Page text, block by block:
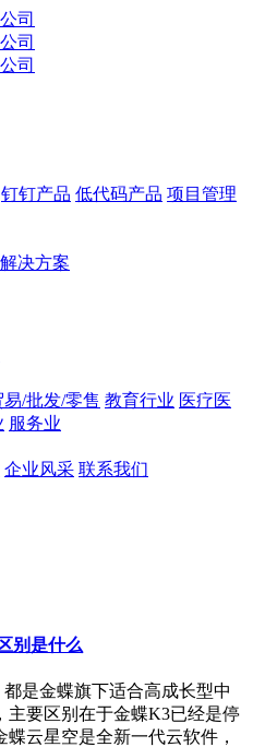
钉钉产品 低代码产品 项目管理
决方案
易/批发/零售 教育行业 医疗医
服务业
企业风采 联系我们
别是什么
是金蝶旗下适合高成长型中
主要区别在于金蝶K3已经是停
云星空是全新一代云软件，